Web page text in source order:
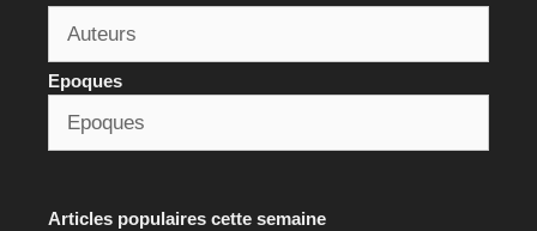
Epoques
Articles populaires cette semaine